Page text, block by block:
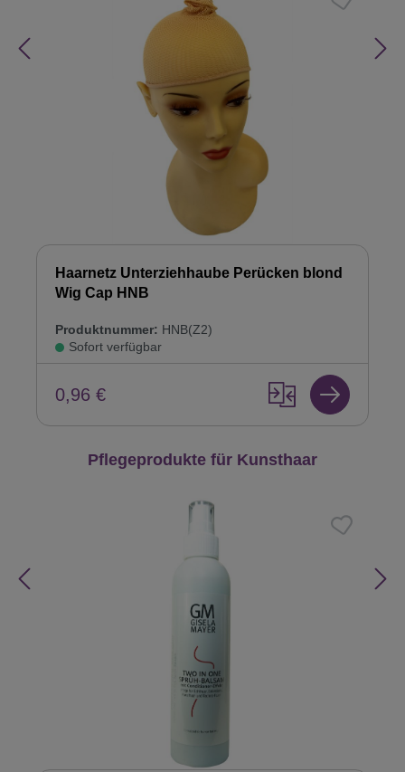
Haarnetz Unterziehhaube Perücken blond
Wig Cap HNB
Produktnummer: HNB(Z2)
Sofort verfügbar
0,96 €
Produktgalerie überspringen
Pflegeprodukte für Kunsthaar